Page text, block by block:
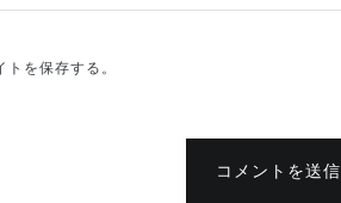
を保存する。
コメントを送信